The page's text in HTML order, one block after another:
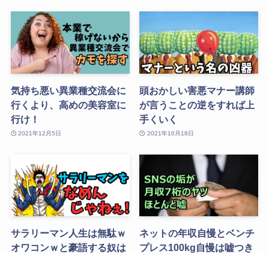
気持ち悪い異業種交流会に
行くより、高めの美容室に
行け！
2021年12月5日
頭おかしい害悪マナー講師
が言うことの逆をすれば上
手くいく
2021年10月18日
サラリーマン人生は無駄ｗ
オワコンｗと豪語する奴は
ネットの年収自慢とベンチ
プレス100kg自慢は嘘つき